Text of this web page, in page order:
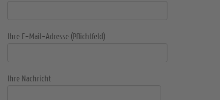
Ihre E-Mail-Adresse (Pflichtfeld)
Ihre Nachricht